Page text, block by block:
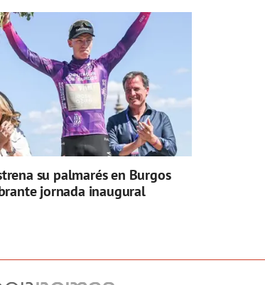
su palmarés en Burgos
jornada inaugural